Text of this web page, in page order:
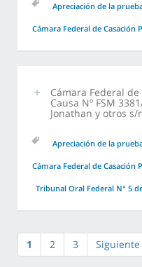
Apreciación de la
Cámara Federal de Casación
Cámara Federal
Causa Nº FSM
Jonathan y otros s/
Apreciación de la
Cámara Federal de Casación
Tribunal Oral Federal N° 5
1 2 3 Siguiente